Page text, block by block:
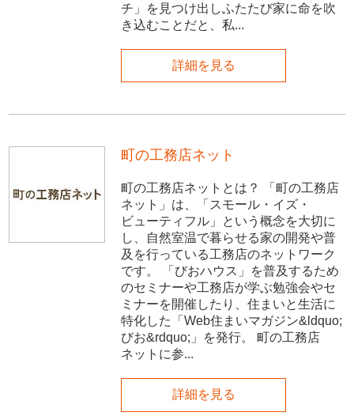
チ」を見つけ出しふたたび家に命を吹
き込むことだと、私...
詳細を見る
町の工務店ネット
町の工務店ネットとは？ 「町の工務店
ネット」は、「スモール・イズ・
ビューティフル」という概念を大切に
し、自然室温で暮らせる家の開発や普
及を行っている工務店のネットワーク
です。 「びおハウス」を普及するため
のセミナーや工務店が学ぶ勉強会やセ
ミナーを開催したり、住まいと生活に
特化した「Web住まいマガジン&ldquo;
びお&rdquo;」を発行。 町の工務店
ネットに参...
詳細を見る